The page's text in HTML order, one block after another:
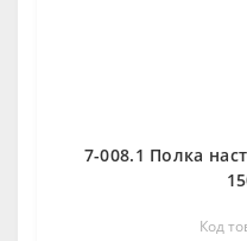
7-008.1 Полка
Код